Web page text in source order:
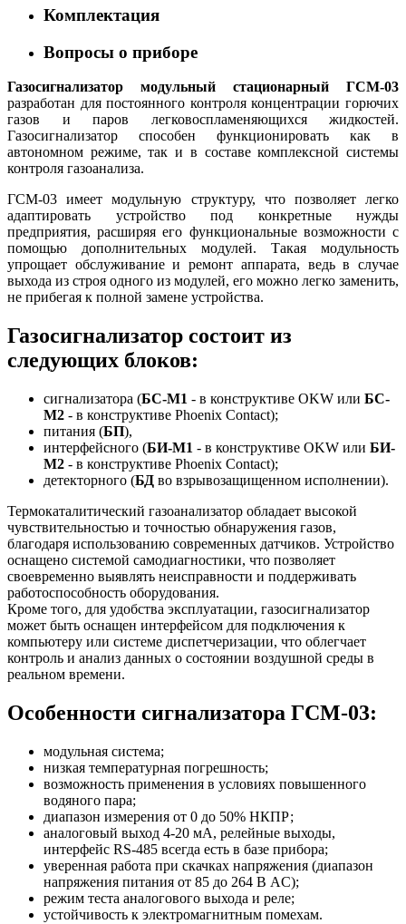
Комплектация
Вопросы о приборе
Газосигнализатор модульный стационарный ГСМ-03
разработан для постоянного контроля концентрации горючих
газов и паров легковоспламеняющихся жидкостей.
Газосигнализатор способен функционировать как в
автономном режиме, так и в составе комплексной системы
контроля газоанализа.
ГСМ-03 имеет модульную структуру, что позволяет легко
адаптировать устройство под конкретные нужды
предприятия, расширяя его функциональные возможности с
помощью дополнительных модулей. Такая модульность
упрощает обслуживание и ремонт аппарата, ведь в случае
выхода из строя одного из модулей, его можно легко заменить,
не прибегая к полной замене устройства.
Газосигнализатор состоит из
следующих блоков:
сигнализатора (БС-М1 - в конструктиве OKW или БС-
М2 - в конструктиве Phoenix Contact);
питания (БП),
интерфейсного (БИ-М1 - в конструктиве OKW или БИ-
М2 - в конструктиве Phoenix Contact);
детекторного (БД во взрывозащищенном исполнении).
Термокаталитический газоанализатор обладает высокой
чувствительностью и точностью обнаружения газов,
благодаря использованию современных датчиков. Устройство
оснащено системой самодиагностики, что позволяет
своевременно выявлять неисправности и поддерживать
работоспособность оборудования.
Кроме того, для удобства эксплуатации, газосигнализатор
может быть оснащен интерфейсом для подключения к
компьютеру или системе диспетчеризации, что облегчает
контроль и анализ данных о состоянии воздушной среды в
реальном времени.
Особенности сигнализатора ГСМ-03:
модульная система;
низкая температурная погрешность;
возможность применения в условиях повышенного
водяного пара;
диапазон измерения от 0 до 50% НКПР;
аналоговый выход 4-20 мА, релейные выходы,
интерфейс RS-485 всегда есть в базе прибора;
уверенная работа при скачках напряжения (диапазон
напряжения питания от 85 до 264 В AC);
режим теста аналогового выхода и реле;
устойчивость к электромагнитным помехам.